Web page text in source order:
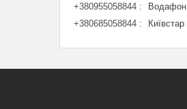
+380955058844
Водафон
+380685058844
Київстар